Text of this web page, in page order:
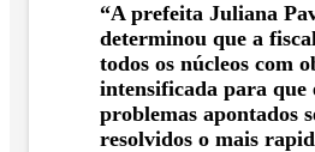
“A prefeita Juliana
determinou que a
todos os núcleos com
intensificada para que
problemas apontados
resolvidos o mais